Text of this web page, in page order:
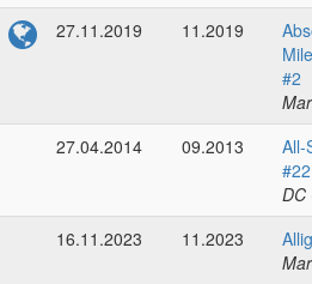
27.11.2019
11.2019
#2
27.04.2014
09.2013
All-
#22
DC
16.11.2023
11.2023